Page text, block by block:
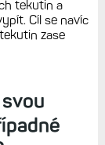
tekutin a
Cíl se navíc
zase